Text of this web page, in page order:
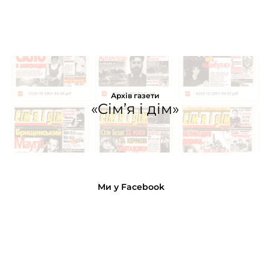
Архів газети
«Сім’я і дім»
Ми у Facebook